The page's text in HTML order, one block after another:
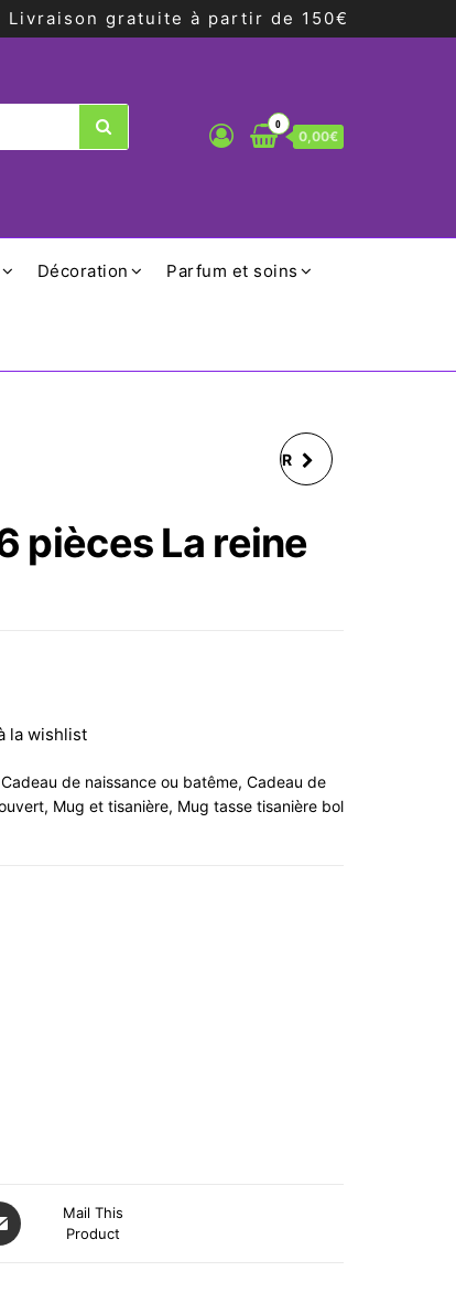
Livraison gratuite à partir de 150€
0
0,00€
Décoration Parfum et soins
MUG STAN UN AMOUR
pièces La reine
la wishlist
Cadeau de naissance ou batême, Cadeau de
, Mug et tisanière, Mug tasse tisanière bol
Mail This
Product